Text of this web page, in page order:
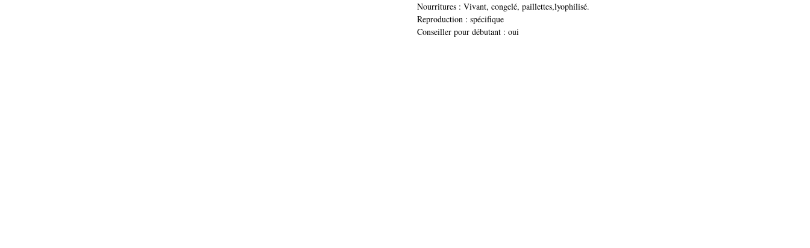
Nourritures : Vivant, congelé, paillettes,lyophilisé.
Reproduction : spécifique
Conseiller pour débutant : oui